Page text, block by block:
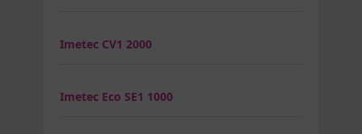
Imetec CV1 2000
Imetec Eco SE1 1000